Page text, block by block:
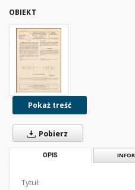
OBIEKT
Pokaż treść
Pobierz
OPIS
Tytuł: